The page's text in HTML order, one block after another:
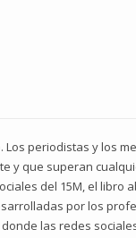
periodistas y los
y que superan
del 15M, el libro
por los
las redes